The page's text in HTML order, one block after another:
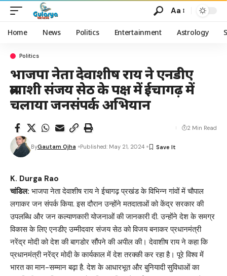
Aa
Home News Politics Entertainment Astrology
Politics
भाजपा नेता देवाशीष राय ने एनडीए
प्रत्याशी संजय सेठ के पक्ष में ईचागढ़ में
चलाया जनसंपर्क अभियान
ByGautam Ojha Published: May 21, 2024
2 Min Read
K. Durga Rao
चांडिल: भाजपा नेता देवाशीष राय ने ईचागढ़ प्रखंड के विभिन्न गांवों में चौपाल
लगाकर जन संपर्क किया. इस दौरान उन्होंने मतदाताओं को केंद्र सरकार की
उपलब्धि और जन कल्याणकारी योजनाओं की जानकारी दी. उन्होंने देश के समग्र
विकास के लिए एनडीए उम्मीदवार संजय सेठ को विजय बनाकर प्रधानमंत्री
नरेंद्र मोदी को देश की बागडोर सौंपने की अपील की। देवाशीष राय ने कहा कि
प्रधानमंत्री नरेंद्र मोदी के कार्यकाल में देश तरक्की कर रहा है। पूरे विश्व में
भारत का मान-सम्मान बढ़ा है. देश के आधारभूत और बुनियादी सुविधाओं का